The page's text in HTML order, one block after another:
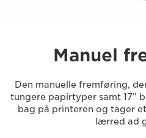
Manuel
Den manuelle fremføring,
tungere papirtyper samt 17”
bag på printeren og tager
lærred ad